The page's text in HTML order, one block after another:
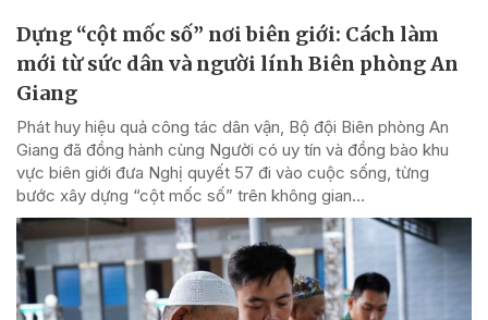
Dựng “cột mốc số” nơi biên giới: Cách làm
mới từ sức dân và người lính Biên phòng An
Giang
Phát huy hiệu quả công tác dân vận, Bộ đội Biên phòng An
Giang đã đồng hành cùng Người có uy tín và đồng bào khu
vực biên giới đưa Nghị quyết 57 đi vào cuộc sống, từng
bước xây dựng “cột mốc số” trên không gian...